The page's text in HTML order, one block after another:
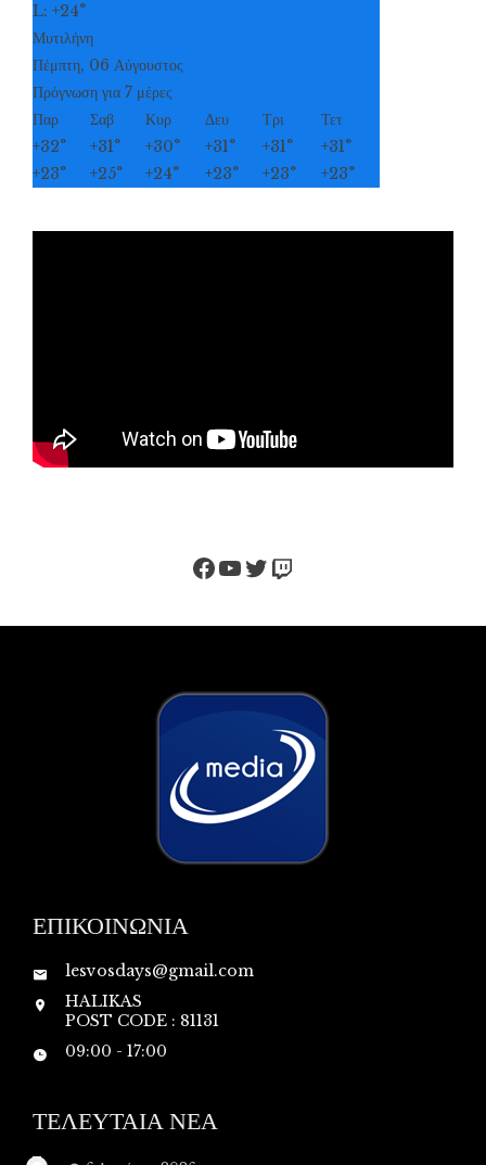
L: +24°
Μυτιλήνη
Πέμπτη, 06 Αύγουστος
Πρόγνωση για 7 μέρες
Παρ
Σαβ Κυρ Δευ Τρι
Τετ
+32° +31° +30° +31° +31° +31°
+23° +25° +24° +23° +23° +23°
Facebook
YouTube
Twitter
Twitch
ΕΠΙΚΟΙΝΩΝΙΑ
lesvosdays@gmail.com
HALIKAS
POST CODE : 81131
09:00 - 17:00
ΤΕΛΕΥΤΑΙΑ ΝΕΑ